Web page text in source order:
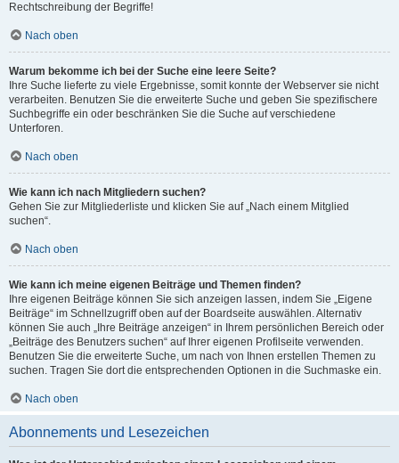
Rechtschreibung der Begriffe!
Nach oben
Warum bekomme ich bei der Suche eine leere Seite?
Ihre Suche lieferte zu viele Ergebnisse, somit konnte der Webserver sie nicht
verarbeiten. Benutzen Sie die erweiterte Suche und geben Sie spezifischere
Suchbegriffe ein oder beschränken Sie die Suche auf verschiedene
Unterforen.
Nach oben
Wie kann ich nach Mitgliedern suchen?
Gehen Sie zur Mitgliederliste und klicken Sie auf „Nach einem Mitglied
suchen“.
Nach oben
Wie kann ich meine eigenen Beiträge und Themen finden?
Ihre eigenen Beiträge können Sie sich anzeigen lassen, indem Sie „Eigene
Beiträge“ im Schnellzugriff oben auf der Boardseite auswählen. Alternativ
können Sie auch „Ihre Beiträge anzeigen“ in Ihrem persönlichen Bereich oder
„Beiträge des Benutzers suchen“ auf Ihrer eigenen Profilseite verwenden.
Benutzen Sie die erweiterte Suche, um nach von Ihnen erstellen Themen zu
suchen. Tragen Sie dort die entsprechenden Optionen in die Suchmaske ein.
Nach oben
Abonnements und Lesezeichen